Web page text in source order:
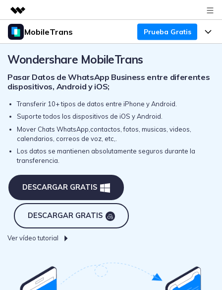
Productos destacados
Utilidades
Empresas
Resumen
Soluciones
Quiénes somos
Sala de prensa
Tienda
Soporte
MobileTrans Prueba Gratis
Productos
Para Escritorio
Transferencia de WhatsApp
Android a iPhone o viceversa. Hace
WhatsApp y más apps sociales.
Respaldo y Restauración
Realiza y restaura copias de
seguridad de más de 18 tipos de
datos, incluyendo los datos de
WhatsApp.
Celular a Otro
Transfiere contactos, fotos, música,
Precios
Precios para Windows
Precios para Mac
Precios para Empresas
Descuentos Educativos
Soporte
Guía de Usuario
Preguntas Frecuentes
Más Soporte
Sobre Nosotros
Blog
Tendencias
Tendencias
Concursos y eventos
ENCUENTRA MÁS SOLUCIONES
Buscar
Descargar
Wondershare MobileTrans
Pasar Datos de WhatsApp Business entre diferentes
dispositivos, Android y iOS;
Transferir 10+ tipos de datos entre iPhone y Android.
Suporte todos los dispositivos de iOS y Android.
Mover Chats WhatsApp,contactos, fotos, musicas, videos,
calendarios, correos de voz, etc,.
Los datos se mantienen absolutamente seguros durante la
transferencia.
DESCARGAR GRATIS
DESCARGAR GRATIS
Ver vídeo tutorial